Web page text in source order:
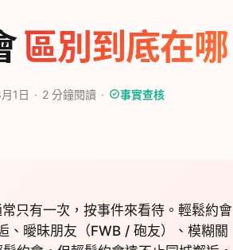
區別到底在哪
1日 2 分鐘閱讀 事實查核
只有一次，按事件來看待。輕鬆約會
、曖昧朋友（FWB / 砲友）、模糊關